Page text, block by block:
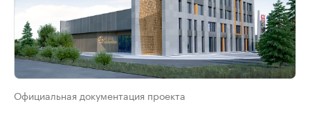
Официальная документация проекта